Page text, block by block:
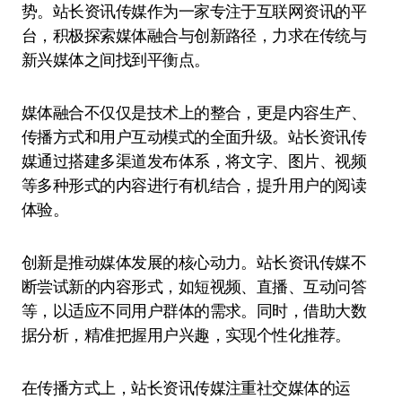
势。站长资讯传媒作为一家专注于互联网资讯的平
台，积极探索媒体融合与创新路径，力求在传统与
新兴媒体之间找到平衡点。
媒体融合不仅仅是技术上的整合，更是内容生产、
传播方式和用户互动模式的全面升级。站长资讯传
媒通过搭建多渠道发布体系，将文字、图片、视频
等多种形式的内容进行有机结合，提升用户的阅读
体验。
创新是推动媒体发展的核心动力。站长资讯传媒不
断尝试新的内容形式，如短视频、直播、互动问答
等，以适应不同用户群体的需求。同时，借助大数
据分析，精准把握用户兴趣，实现个性化推荐。
在传播方式上，站长资讯传媒注重社交媒体的运